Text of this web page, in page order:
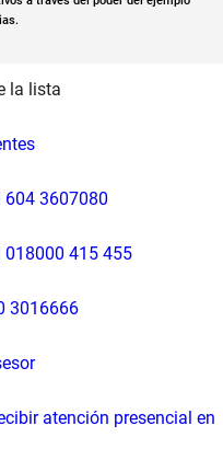
la lista
604 3607080
018000 415 455
3016666
atención presencial en